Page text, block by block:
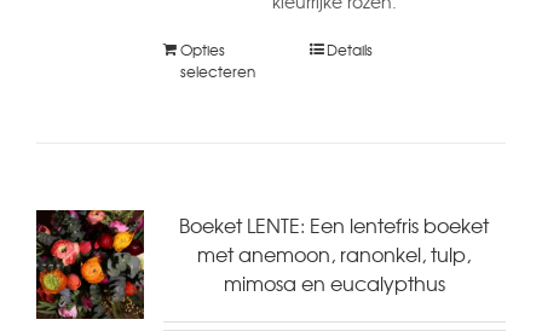
Opties
selecteren
Details
Boeket LENTE: Een lentefris boeket
met anemoon, ranonkel, tulp,
mimosa en eucalypthus